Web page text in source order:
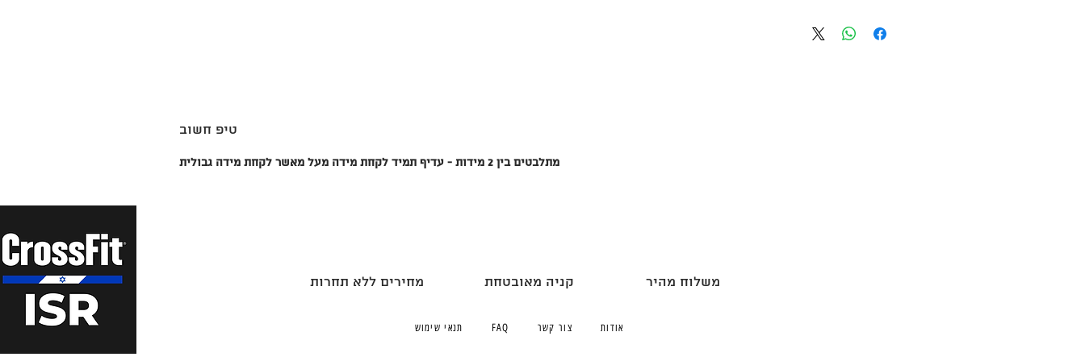
טיפ חשוב
מתלבטים בין 2 מידות - עדיף תמיד לקחת מידה מעל מאשר לקחת מידה גבולית
מחירים ללא תחרות קניה מאובטחת משלוח מהיר
תנאי שימוש FAQ צור קשר אודות